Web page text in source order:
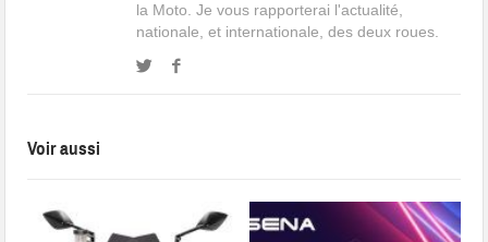
la Moto. Je vous rapporterai l'actualité,
nationale, et internationale, des deux roues.
Voir aussi